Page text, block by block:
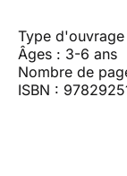
Type
Âges : 3-6 ans
Nombre de
ISBN :